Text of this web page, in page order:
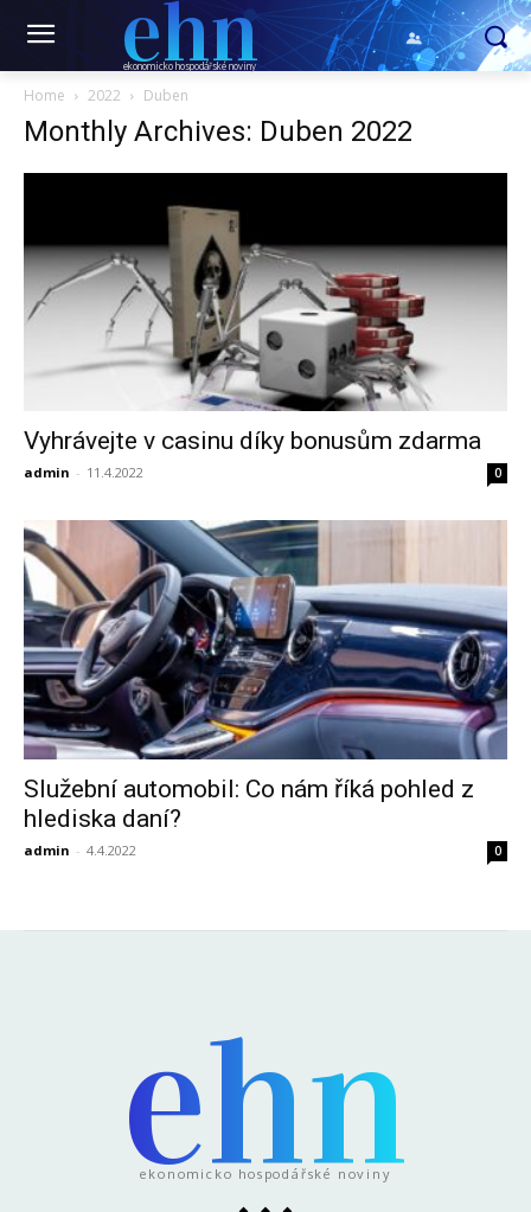
ehn
ekonomicko hospodářské noviny
Home 2022 Duben
Monthly Archives: Duben 2022
Vyhrávejte v casinu díky bonusům zdarma
admin - 11.4.2022 0
Služební automobil: Co nám říká pohled z
hlediska daní?
admin - 4.4.2022 0
ehn
ekonomicko hospodářské noviny